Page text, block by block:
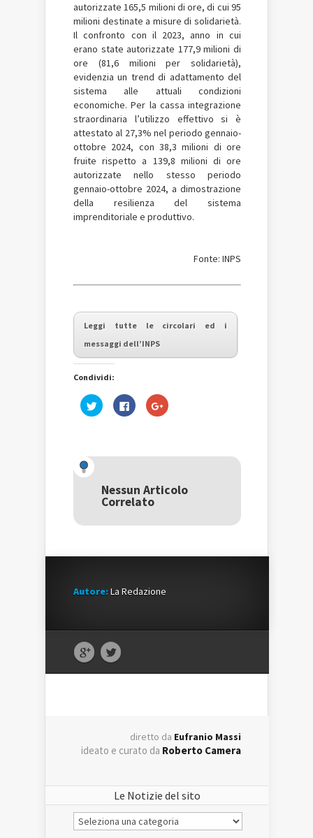
autorizzate 165,5 milioni di ore, di cui 95
milioni destinate a misure di solidarietà.
Il confronto con il 2023, anno in cui
erano state autorizzate 177,9 milioni di
ore (81,6 milioni per solidarietà),
evidenzia un trend di adattamento del
sistema alle attuali condizioni
economiche. Per la cassa integrazione
straordinaria l’utilizzo effettivo si è
attestato al 27,3% nel periodo gennaio-
ottobre 2024, con 38,3 milioni di ore
fruite rispetto a 139,8 milioni di ore
autorizzate nello stesso periodo
gennaio-ottobre 2024, a dimostrazione
della resilienza del sistema
imprenditoriale e produttivo.
Fonte: INPS
Leggi tutte le circolari ed i
messaggi dell’INPS
Condividi:
Fai
clic
una
nuova
finestra)
Fai
clic
nuova
finestra)
Fai
clic
una
nuova
Nessun Articolo
Correlato
Autore:La Redazione
diretto da Eufranio Massi
ideato e curato da Roberto Camera
Le Notizie del sito
Le
Notizie